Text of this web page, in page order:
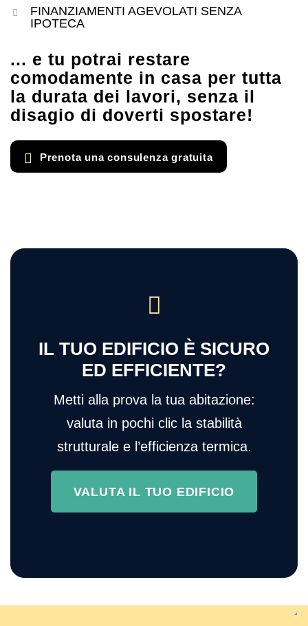
FINANZIAMENTI AGEVOLATI SENZA
IPOTECA
... e tu potrai restare
comodamente in casa per tutta
la durata dei lavori, senza il
disagio di doverti spostare!
Prenota una consulenza gratuita
IL TUO EDIFICIO È SICURO
ED EFFICIENTE?
Metti alla prova la tua abitazione:
valuta in pochi clic la stabilità
strutturale e l’efficienza termica.
VALUTA IL TUO EDIFICIO